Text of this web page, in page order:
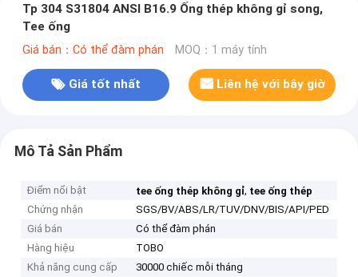
Tp 304 S31804 ANSI B16.9 Ống thép không gỉ song,
Tee ống
Giá bán：Có thể đàm phán MOQ：1 máy tính
Giá tốt nhất Liên hệ với bây giờ
Mô Tả Sản Phẩm
Điểm nổi bật tee ống thép không gỉ, tee ống thép
Chứng nhận
SGS/BV/ABS/LR/TUV/DNV/BIS/API/PED
Giá bán
Có thể đàm phán
Hàng hiệu
TOBO
Khả năng cung cấp
30000 chiếc mỗi tháng